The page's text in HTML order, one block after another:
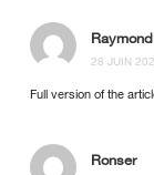
28 JUIN
Full version of the
Ronser